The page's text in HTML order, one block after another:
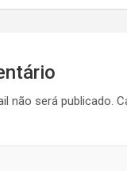
não será publicado.